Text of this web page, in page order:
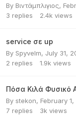
By Βιντάμπλιγιος,
3 replies 2.4k views
service σε up
By Spyvelm, July 31,
2 replies 1.9k views
Πόσα Κιλά Φυσικό
By stekon, February 1,
7 replies 3k views